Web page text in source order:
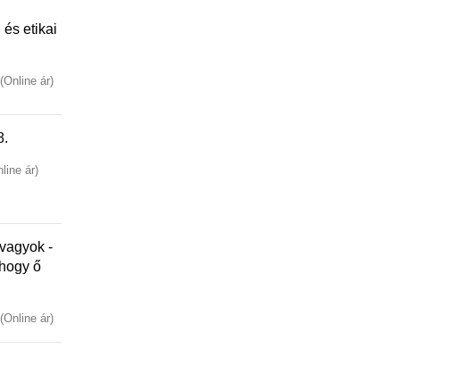
és etikai
(Online ár)
ár)
-
ő
(Online ár)